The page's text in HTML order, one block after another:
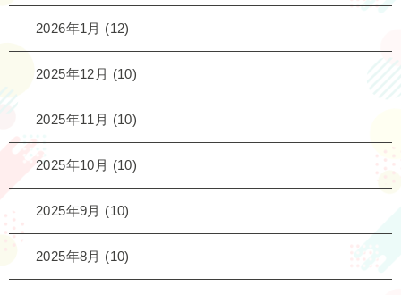
2026年1月 (12)
2025年12月 (10)
2025年11月 (10)
2025年10月 (10)
2025年9月 (10)
2025年8月 (10)